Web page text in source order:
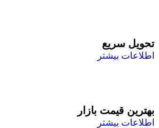
تحویل سریع
اطلاعات بیشتر
بهترین قیمت بازار
اطلاعات بیشتر